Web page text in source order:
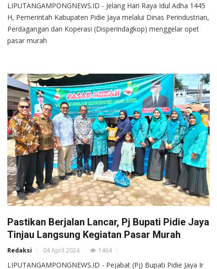
LIPUTANGAMPONGNEWS.ID - Jelang Hari Raya Idul Adha 1445
H, Pemerintah Kabupaten Pidie Jaya melalui Dinas Perindustrian,
Perdagangan dan Koperasi (Disperindagkop) menggelar opet
pasar murah
Pastikan Berjalan Lancar, Pj Bupati Pidie Jaya
Tinjau Langsung Kegiatan Pasar Murah
Redaksi 04 April 2024 1464
LIPUTANGAMPONGNEWS.ID - Pejabat (Pj) Bupati Pidie Jaya Ir